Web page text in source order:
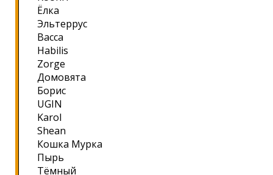
Ёлка
Эльтеррус
Васса
Habilis
Zorge
Домовята
Борис
UGIN
Karol
Shean
Кошка Мурка
Пырь
Тёмный